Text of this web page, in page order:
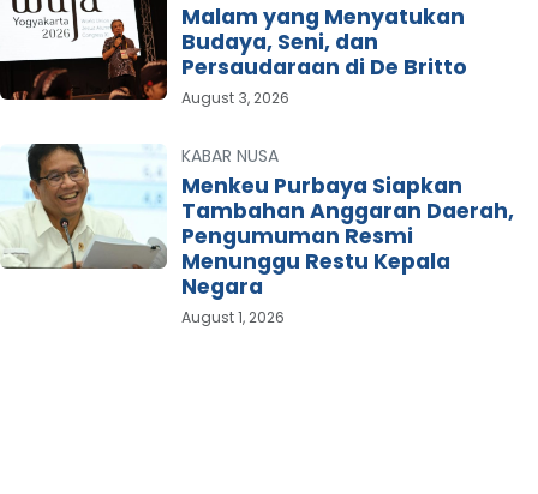
Malam yang Menyatukan
Budaya, Seni, dan
Persaudaraan di De Britto
August 3, 2026
KABAR NUSA
Menkeu Purbaya Siapkan
Tambahan Anggaran Daerah,
Pengumuman Resmi
Menunggu Restu Kepala
Negara
August 1, 2026